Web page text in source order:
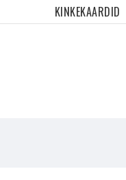
KINKEKAARDID